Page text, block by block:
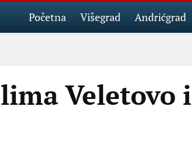
Početna Višegrad Andrićgrad
Veletovo i